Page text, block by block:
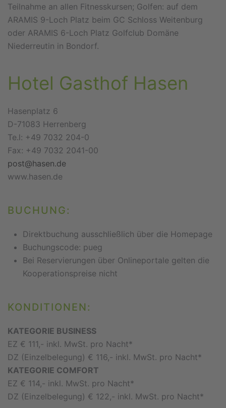
Teilnahme an allen Fitnesskursen; Golfen: auf dem
ARAMIS 9-Loch Platz beim GC Schloss Weitenburg
oder ARAMIS 6-Loch Platz Golfclub Domäne
Niederreutin in Bondorf.
Hotel Gasthof Hasen
Hasenplatz 6
D-71083 Herrenberg
Te.l: +49 7032 204-0
Fax: +49 7032 2041-00
post@hasen.de
www.hasen.de
BUCHUNG:
Direktbuchung ausschließlich über die Homepage
Buchungscode: pueg
Bei Reservierungen über Onlineportale gelten die
Kooperationspreise nicht
KONDITIONEN:
KATEGORIE BUSINESS
EZ € 111,- inkl. MwSt. pro Nacht*
DZ (Einzelbelegung) € 116,- inkl. MwSt. pro Nacht*
KATEGORIE COMFORT
EZ € 114,- inkl. MwSt. pro Nacht*
DZ (Einzelbelegung) € 122,- inkl. MwSt. pro Nacht*